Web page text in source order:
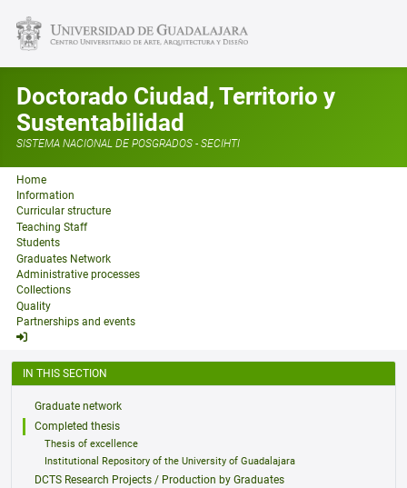
Doctorado Ciudad, Territorio y
Sustentabilidad
SISTEMA NACIONAL DE POSGRADOS - SECIHTI
Home
Information
Curricular structure
Teaching Staff
Students
Graduates Network
Administrative processes
Collections
Quality
Partnerships and events
IN THIS SECTION
Graduate network
Completed thesis
Thesis of excellence
Institutional Repository of the University of Guadalajara
DCTS Research Projects / Production by Graduates